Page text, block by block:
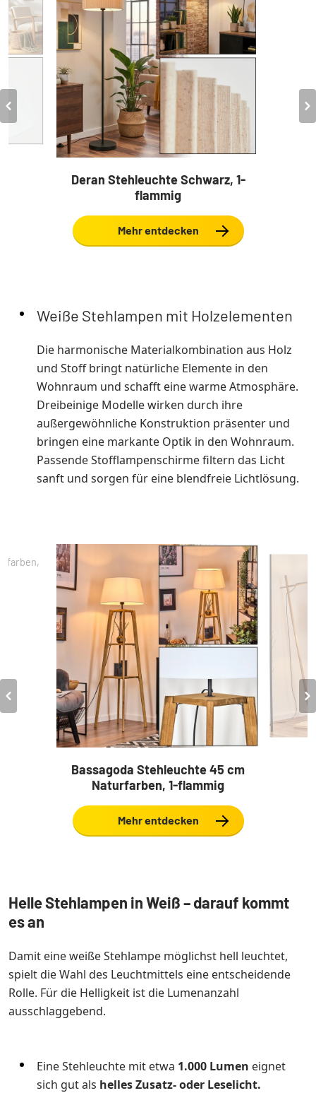
Deran Stehleuchte Schwarz, 1-
flammig
Mehr entdecken
Weiße Stehlampen mit Holzelementen
Die harmonische Materialkombination aus Holz
und Stoff bringt natürliche Elemente in den
Wohnraum und schafft eine warme Atmosphäre.
Dreibeinige Modelle wirken durch ihre
außergewöhnliche Konstruktion präsenter und
bringen eine markante Optik in den Wohnraum.
Passende Stofflampenschirme filtern das Licht
sanft und sorgen für eine blendfreie Lichtlösung.
Bassagoda Stehleuchte 45 cm
Naturfarben, 1-flammig
Mehr entdecken
Helle Stehlampen in Weiß – darauf kommt
es an
Damit eine weiße Stehlampe möglichst hell leuchtet,
spielt die Wahl des Leuchtmittels eine entscheidende
Rolle. Für die Helligkeit ist die Lumenanzahl
ausschlaggebend.
Eine Stehleuchte mit etwa 1.000 Lumen eignet
sich gut als helles Zusatz- oder Leselicht.